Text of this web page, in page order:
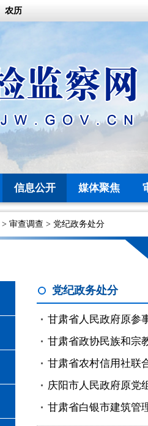
农历
信息公开 媒体聚焦
> 审查调查 > 党纪政务处分
党纪政务处分
甘肃省人民政府原参
甘肃省政协民族和宗
甘肃省农村信用社联
庆阳市人民政府原党
甘肃省白银市建筑管